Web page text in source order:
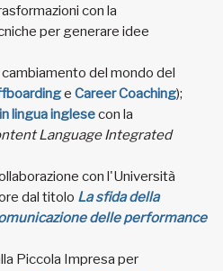
con la
per generare idee
del mondo del
e Career Coaching);
lingua inglesecon la
Language Integrated
con l'Università
dal titolo La sfida della
delle performance
Piccola Impresa per